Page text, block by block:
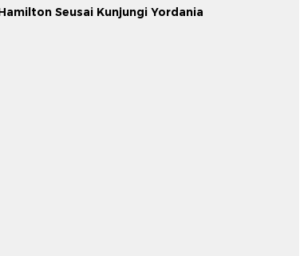
Seusai Kunjungi Yordania